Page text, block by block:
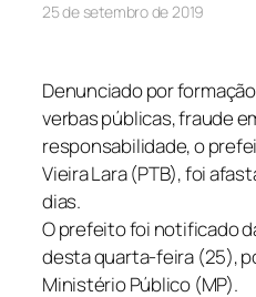
25 de setembro de 2019
Denunciado por
verbas públicas, fraude
responsabilidade, o
Vieira Lara (PTB), foi
dias.
O prefeito foi notificado
desta quarta-feira (25),
Ministério Público (MP).